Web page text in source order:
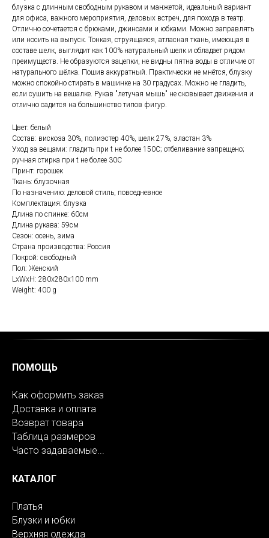
блузка с длинным свободным рукавом и манжетой, идеальный вариант
для офиса, важного мероприятия, деловых встреч, для похода в театр.
Отлично сочетается с брюками, джинсами и юбками. Можно заправлять
или носить на выпуск. Тонкая, струящаяся, атласная ткань, имеющая в
составе шелк, выглядит как 100% натуральный шелк и обладает рядом
преимуществ. Не образуются зацепки, не видны пятна воды в отличие от
натурального шёлка. Пошив аккуратный. Практически не мнётся, блузку
можно спокойно стирать в машинке на 30 градусах. Можно не гладить,
если сушить на вешалке. Рукав "летучая мышь" не сковывает движения и
отлично садится на большинство типов фигур.
Цвет: белый
Состав: вискоза 30%, полиэстер 40%, шелк 27%, эластан 3%
Уход за вещами: гладить при t не более 150С; отбеливание запрещено;
ручная стирка при t не более 30С
Принт: горошек
Ткань: блузочная
По назначению: деловой стиль, повседневное
Комплектация: блузка
Длина по спинке: 60см
Длина рукава: 59см
Сезон: осень, зима
Страна производства: Россия
Покрой: свободный
Пол: Женский
LxWxH: 280x280x100 mm
Weight: 400 g
ПОМОЩЬ
Как оформить заказ
Доставка и оплата
Возврат товара
Таблица размеров
Часто задаваемые...
КАТАЛОГ
Платья
Блузки и юбки
Верхняя одежда